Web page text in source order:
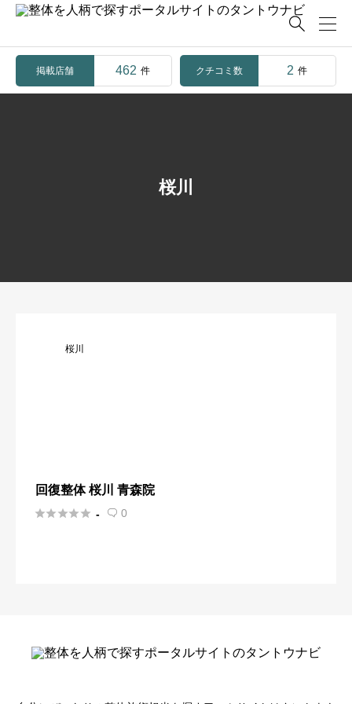

掲載店舗 462 件 クチコミ数 2 件
桜川
桜川
回復整体 桜川 青森院
 -  0